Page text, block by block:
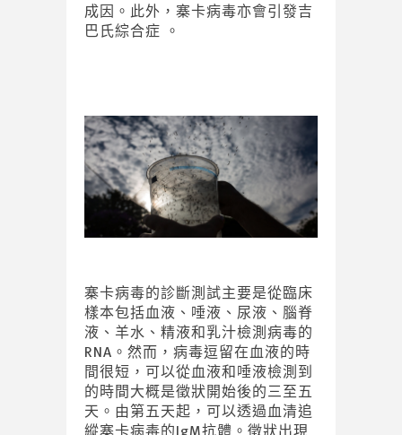
成因。此外，寨卡病毒亦會引發吉
巴氏綜合症 。
寨卡病毒的診斷測試主要是從臨床
樣本包括血液、唾液、尿液、腦脊
液、羊水、精液和乳汁檢測病毒的
RNA。然而，病毒逗留在血液的時
間很短，可以從血液和唾液檢測到
的時間大概是徵狀開始後的三至五
天。由第五天起，可以透過血清追
縱寨卡病毒的IgM抗體。徵狀出現